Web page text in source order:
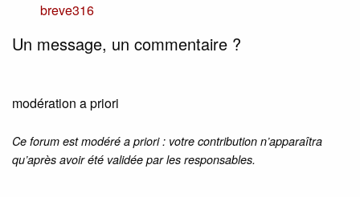
breve316
Un message, un commentaire ?
modération a priori
Ce forum est modéré a priori : votre contribution n’apparaîtra
qu’après avoir été validée par les responsables.